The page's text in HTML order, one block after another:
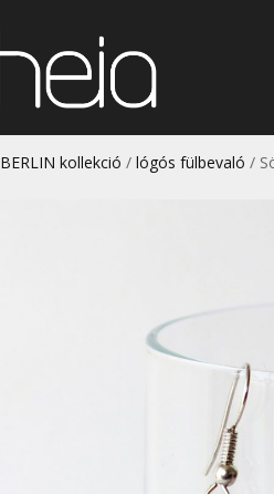
BERLIN kollekció / lógós fülbevaló /